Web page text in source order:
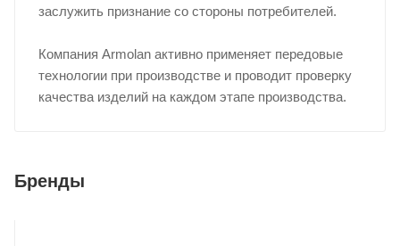
заслужить признание со стороны потребителей.
Компания Armolan активно применяет передовые
технологии при производстве и проводит проверку
качества изделий на каждом этапе производства.
Бренды